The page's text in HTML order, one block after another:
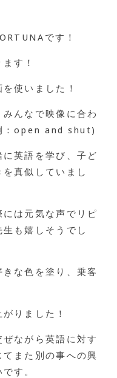
です！
す！
使いました！
んなで映像に合わ
：open and shut)
英語を学び、子ど
真似していまし
は元気な声でリピ
も嬉しそうでし
な色を塗り、乗客
りました！
ながら英語に対す
また別の事への興
す。